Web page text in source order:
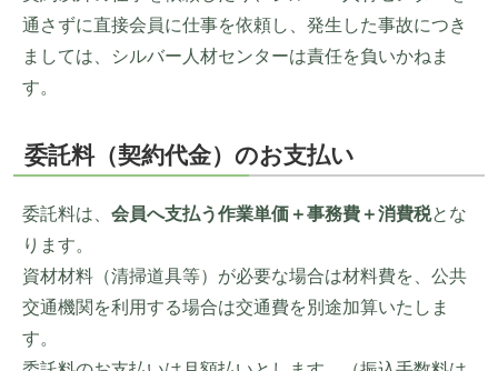
通さずに直接会員に仕事を依頼し、発生した事故につき
ましては、シルバー人材センターは責任を負いかねま
す。
委託料（契約代金）のお支払い
委託料は、 会員へ支払う作業単価＋事務費＋消費税とな
ります。
資材材料（清掃道具等）が必要な場合は材料費を、公共
交通機関を利用する場合は交通費を別途加算いたしま
す。